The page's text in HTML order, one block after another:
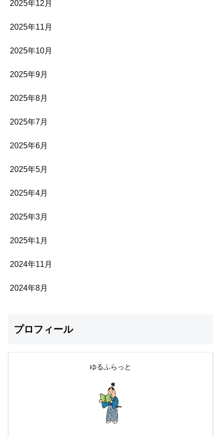
2025年12月
2025年11月
2025年10月
2025年9月
2025年8月
2025年7月
2025年6月
2025年5月
2025年4月
2025年3月
2025年1月
2024年11月
2024年8月
プロフィール
ゆるふらっと